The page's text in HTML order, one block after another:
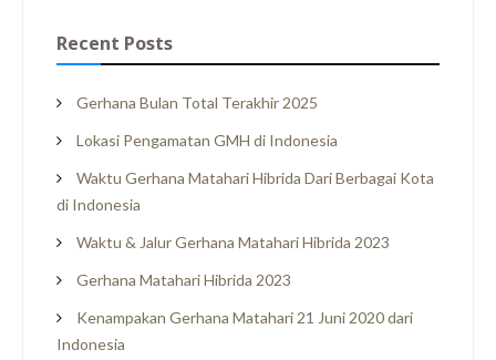
Recent Posts
Gerhana Bulan Total Terakhir 2025
Lokasi Pengamatan GMH di Indonesia
Waktu Gerhana Matahari Hibrida Dari Berbagai Kota
di Indonesia
Waktu & Jalur Gerhana Matahari Hibrida 2023
Gerhana Matahari Hibrida 2023
Kenampakan Gerhana Matahari 21 Juni 2020 dari
Indonesia